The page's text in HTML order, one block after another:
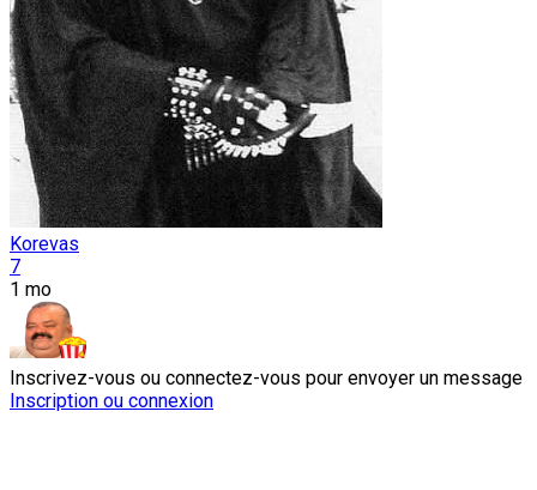
Korevas
7
1 mo
Inscrivez-vous ou connectez-vous pour envoyer un message
Inscription ou connexion